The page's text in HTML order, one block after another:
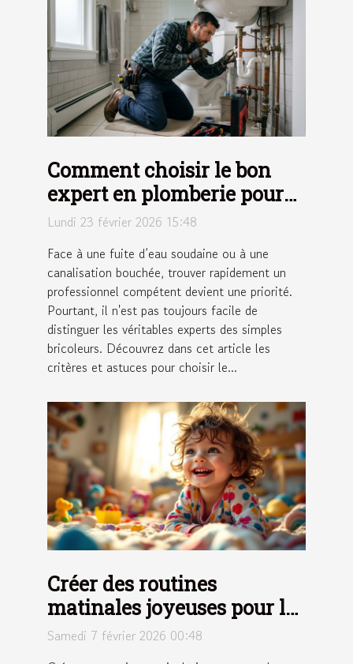
Comment choisir le bon
expert en plomberie pour
vos urgences ?
Lundi 23 février 2026 15:48
Face à une fuite d’eau soudaine ou à une
canalisation bouchée, trouver rapidement un
professionnel compétent devient une priorité.
Pourtant, il n'est pas toujours facile de
distinguer les véritables experts des simples
bricoleurs. Découvrez dans cet article les
critères et astuces pour choisir le...
Créer des routines
matinales joyeuses pour les
enfants récalcitrants
Samedi 7 février 2026 00:48